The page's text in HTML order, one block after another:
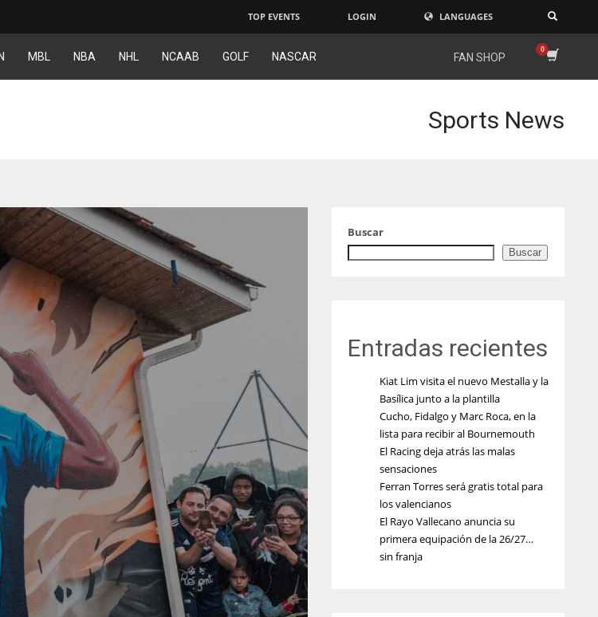
TOP EVENTS LOGIN LANGUAGES
MBL NBA NHL NCAAB GOLF NASCAR FAN SHOP
Sports News
Buscar
Buscar
Entradas recientes
Kiat Lim visita el nuevo Mestalla y la
Basílica junto a la plantilla
Cucho, Fidalgo y Marc Roca, en la
lista para recibir al Bournemouth
El Racing deja atrás las malas
sensaciones
Ferran Torres será gratis total para
los valencianos
El Rayo Vallecano anuncia su
primera equipación de la 26/27…
sin franja